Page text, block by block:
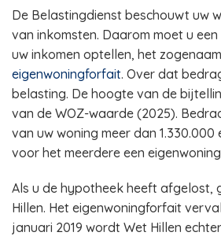
De Belastingdienst beschouwt uw
van inkomsten. Daarom moet u
uw inkomen optellen, het
eigenwoningforfait. Over dat
belasting. De hoogte van de
van de WOZ-waarde (2025).
van uw woning meer dan
voor het meerdere een
Als u de hypotheek heeft afgelost,
Hillen. Het eigenwoningforfait
januari 2019 wordt Wet Hillen